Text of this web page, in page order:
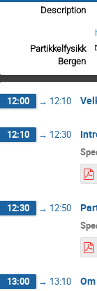
Description
Partikkelfysikk
Bergen
12:00 → 12:10
12:10 → 12:30
12:30 → 12:50
13:00 → 13:10